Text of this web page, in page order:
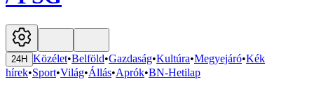
24H Közélet•Belföld•Gazdaság•Kultúra•Megyejáró•Kék
hírek•Sport•Világ•Állás•Aprók•BN-Hetilap